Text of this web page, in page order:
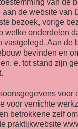
van
de website
bezoek, vorige
onderdelen
Aan
bevinden en
e. tot stand zijn
verrichte
betrokkene zelf
praktijkwebsite